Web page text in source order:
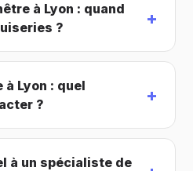
à Lyon : quand
?
Lyon : quel
?
à un spécialiste de